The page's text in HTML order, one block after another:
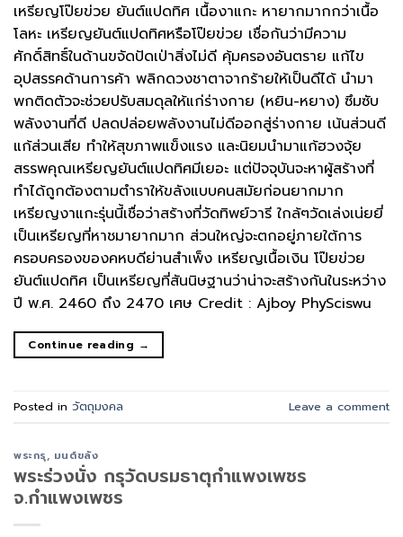
เหรียญโป๊ยข่วย ยันต์แปดทิศ เนื้องาแกะ หายากมากกว่าเนื้อ
โลหะ เหรียญยันต์แปดทิศหรือโป๊ยข่วย เชื่อกันว่ามีความ
ศักดิ์สิทธิ์ในด้านขจัดปัดเป่าสิ่งไม่ดี คุ้มครองอันตราย แก้ไข
อุปสรรคด้านการค้า พลิกดวงชาตาจากร้ายให้เป็นดีได้ นำมา
พกติดตัวจะช่วยปรับสมดุลให้แก่ร่างกาย (หยิน-หยาง) ซึมซับ
พลังงานที่ดี ปลดปล่อยพลังงานไม่ดีออกสู่ร่างกาย เน้นส่วนดี
แก้ส่วนเสีย ทำให้สุขภาพแข็งแรง และนิยมนำมาแก้ฮวงจุ้ย
สรรพคุณเหรียญยันต์แปดทิศมีเยอะ แต่ปัจจุบันจะหาผู้สร้างที่
ทำได้ถูกต้องตามตำราให้ขลังแบบคนสมัยก่อนยากมาก
เหรียญงาแกะรุ่นนี้เชื่อว่าสร้างที่วัดทิพย์วารี ใกล้ๆวัดเล่งเน่ยยี่
เป็นเหรียญที่หาชมายากมาก ส่วนใหญ่จะตกอยู่ภายใต้การ
ครอบครองของคหบดีย่านสำเพ็ง เหรียญเนื้อเงิน โป๊ยข่วย
ยันต์แปดทิศ เป็นเหรียญที่สันนิษฐานว่าน่าจะสร้างกันในระหว่าง
ปี พ.ศ. 2460 ถึง 2470 เศษ Credit : Ajboy PhySciswu
Continue reading →
Posted in วัตถุมงคล Leave a comment
พระกรุ, มนต์ขลัง
พระร่วงนั่ง กรุวัดบรมธาตุกำแพงเพชร
จ.กำแพงเพชร